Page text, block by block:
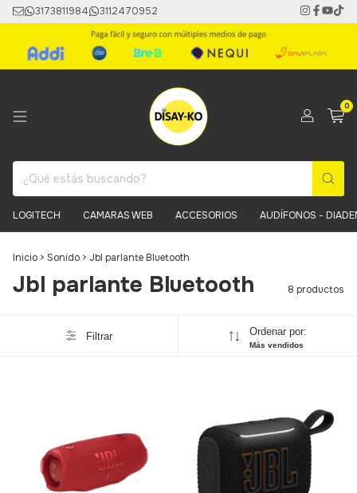
3173811984 3112470952
0
LOGITECH CAMARAS WEB ACCESORIOS AUDÍFONOS -
Inicio > Sonido > Jbl parlante Bluetooth
Jbl parlante Bluetooth 8 productos
Filtrar Ordenar por:
Más vendidos